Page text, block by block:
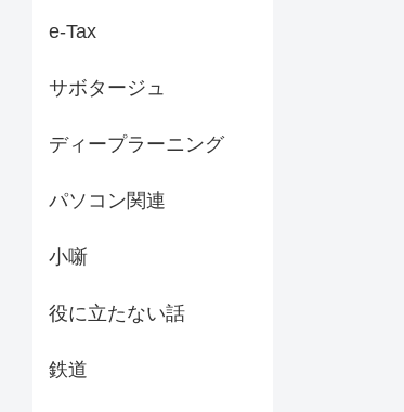
e-Tax
サボタージュ
ディープラーニング
パソコン関連
小噺
役に立たない話
鉄道